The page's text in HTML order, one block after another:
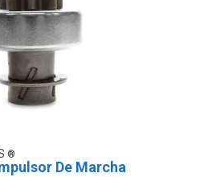
De Marcha